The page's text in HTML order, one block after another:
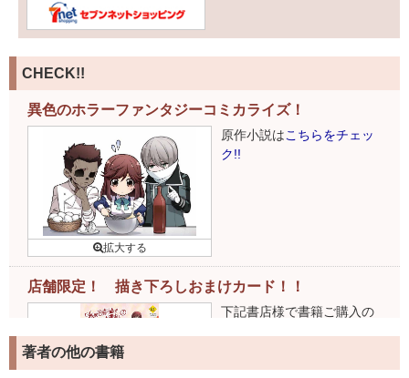
CHECK!!
異色のホラーファンタジーコミカライズ！
原作小説はこちらをチェッ
ク!!
店舗限定！ 描き下ろしおまけカード！！
下記書店様で書籍ご購入の
詳細はこちら
著者の他の書籍